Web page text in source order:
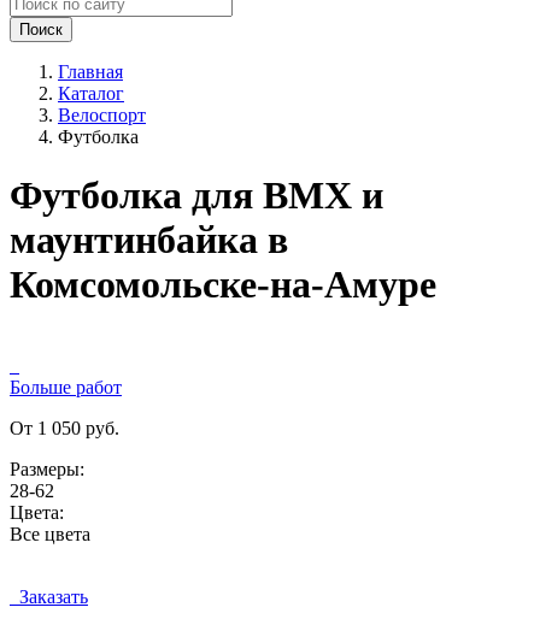
Поиск
Главная
Каталог
Велоспорт
Футболка
Футболка для BMX и
маунтинбайка в
Комсомольске-на-Амуре
Больше работ
От 1 050 руб.
Размеры:
28-62
Цвета:
Все цвета
Заказать